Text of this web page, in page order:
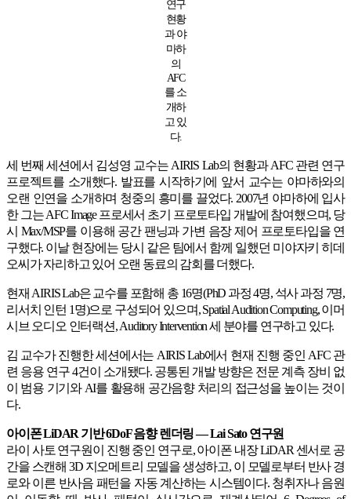
연구
현황
과 야
마하
의
AFC
를 소
개하
고 있
다.
세 번째 세션에서 김성영 교수는 AIRIS Lab의 현황과 AFC 관련 연구
프로젝트를 소개했다. 발표를 시작하기에 앞서 교수는 야마하와의
오랜 인연을 소개하며 청중의 흥미를 끌었다. 2007년 야마하에 입사
한 그는 AFC Image 프로세서 초기 프로토타입 개발에 참여했으며, 당
시 Max/MSP를 이용해 공간 팬닝과 가변 음장 제어 프로토타입을 연
구했다. 이날 현장에는 당시 같은 팀에서 함께 일했던 미야자키 히데
오씨가 자리하고 있어 오랜 동료의 감회를 더했다.
현재 AIRIS Lab은 교수를 포함해 총 16명(PhD 과정 4명, 석사 과정 7명,
리서치 인턴 1명)으로 구성되어 있으며, Spatial Audition Computing, 이머
시브 오디오 인터랙션, Auditory Intervention 세 분야를 연구하고 있다.
김 교수가 진행한 세션에서는 AIRIS Lab에서 현재 진행 중인 AFC 관
련 응용 연구 4건이 소개됐다. 공통된 개발 방향은 전문 계측 장비 없
이 범용 기기와 AI를 활용해 공간음향 처리의 접근성을 높이는 것이
다.
아이폰 LiDAR 기반 6DoF 음향 렌더링 — Lai Sato 연구원
라이 사토 연구원이 진행 중인 연구로, 아이폰 내장 LiDAR 센서로 공
간을 스캔해 3D 지오메트리 모델을 생성하고, 이 모델로부터 반사 경
로와 이른 반사음 패턴을 자동 계산하는 시스템이다. 청취자나 음원